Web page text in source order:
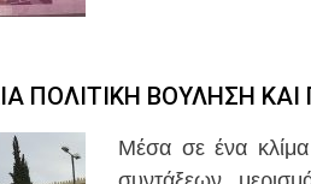
ΠΟΛΙΤΙΚΗ ΒΟΥΛΗΣΗ
Μέσα σε ένα κλίμα